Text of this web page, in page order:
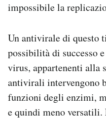
impossibile la
Un antivirale di questo
possibilità di successo
virus, appartenenti alla
antivirali intervengono
funzioni degli enzimi,
e quindi meno